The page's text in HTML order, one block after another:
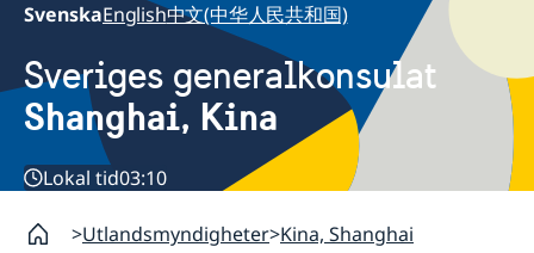
SvenskaEnglish中文(中华人民共和国)
Sveriges generalkonsulat
Shanghai, Kina
Lokal tid03:10
Utlandsmyndigheter Kina, Shanghai